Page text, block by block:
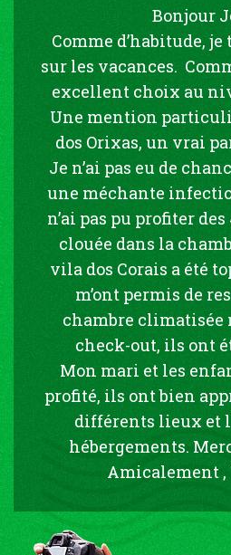
Bonjour
Comme d’habitude,
sur les vacances.
excellent choix au
Une mention
dos Orixas, un vrai
Je n’ai pas eu de
une méchante
n’ai pas pu profiter
clouée dans la
vila dos Corais a été
m’ont permis de
chambre climatisée
check-out, ils ont
Mon mari et les
profité, ils ont bien
différents lieux et
hébergements.
Amicalement